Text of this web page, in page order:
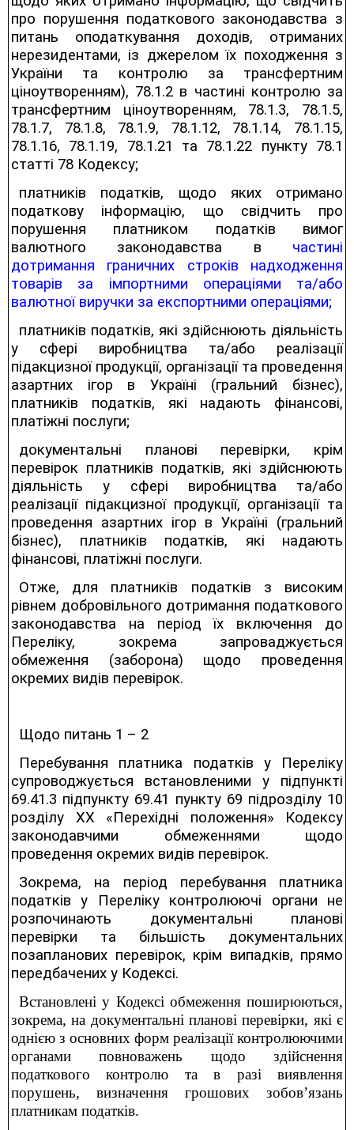
про порушення податкового законодавства з
питань оподаткування доходів, отриманих
нерезидентами, із джерелом їх походження з
України та контролю за трансфертним
ціноутворенням), 78.1.2 в частині контролю за
трансфертним ціноутворенням, 78.1.3, 78.1.5,
78.1.7, 78.1.8, 78.1.9, 78.1.12, 78.1.14, 78.1.15,
78.1.16, 78.1.19, 78.1.21 та 78.1.22 пункту 78.1
статті 78 Кодексу;
платників податків, щодо яких отримано
податкову інформацію, що свідчить про
порушення платником податків вимог
валютного законодавства в частині
дотримання граничних строків надходження
товарів за імпортними операціями та/або
валютної виручки за експортними операціями;
платників податків, які здійснюють діяльність
у сфері виробництва та/або реалізації
підакцизної продукції, організації та проведення
азартних ігор в Україні (гральний бізнес),
платників податків, які надають фінансові,
платіжні послуги;
документальні планові перевірки, крім
перевірок платників податків, які здійснюють
діяльність у сфері виробництва та/або
реалізації підакцизної продукції, організації та
проведення азартних ігор в Україні (гральний
бізнес), платників податків, які надають
фінансові, платіжні послуги.
Отже, для платників податків з високим
рівнем добровільного дотримання податкового
законодавства на період їх включення до
Переліку, зокрема запроваджується
обмеження (заборона) щодо проведення
окремих видів перевірок.
Щодо питань 1 – 2
Перебування платника податків у Переліку
супроводжується встановленими у підпункті
69.41.3 підпункту 69.41 пункту 69 підрозділу 10
розділу ХХ «Перехідні положення» Кодексу
законодавчими обмеженнями щодо
проведення окремих видів перевірок.
Зокрема, на період перебування платника
податків у Переліку контролюючі органи не
розпочинають документальні планові
перевірки та більшість документальних
позапланових перевірок, крім випадків, прямо
передбачених у Кодексі.
Встановлені у Кодексі обмеження поширюються,
зокрема, на документальні планові перевірки, які є
однією з основних форм реалізації контролюючими
органами повноважень щодо здійснення
податкового контролю та в разі виявлення
порушень, визначення грошових зобов’язань
платникам податків.